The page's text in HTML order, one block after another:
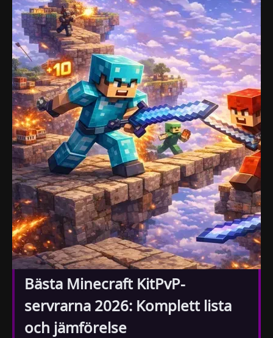
Bästa Minecraft KitPvP-
servrarna 2026: Komplett lista
och jämförelse